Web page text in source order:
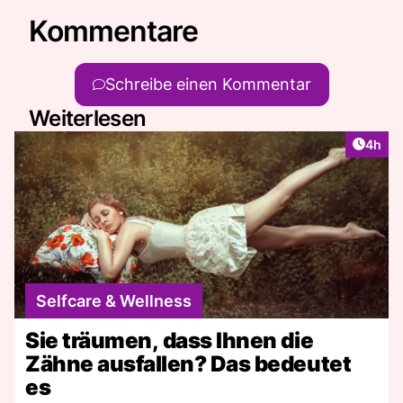
Kommentare
Schreibe einen Kommentar
Weiterlesen
4h
Selfcare & Wellness
Sie träumen, dass Ihnen die
Zähne ausfallen? Das bedeutet
es